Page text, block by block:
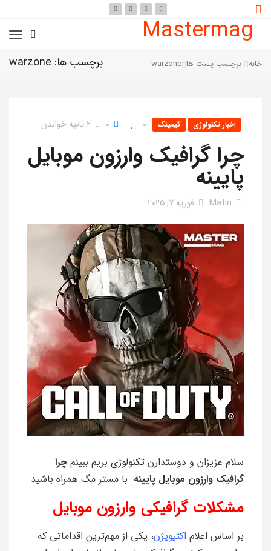
Mastermag
برچسب ها: warzone خانه برچسب پست ها warzone
اخبار تکنولوژی گیمینگ 0
0 2 ثانیه خواندن
چرا گرافیک وارزون موبایل
پایینه
Matin فوریه 7, 2025
سلام عزیزان و دوستدارن تکنولوژی بریم ببینم چرا
گرافیک وارزون موبایل پایینه با مستر مگ همراه باشید
مشکلات گرافیکی وارزون موبایل
بر اساس اعلام اکتیویژن، یکی از مهم‌ترین اقداماتی که